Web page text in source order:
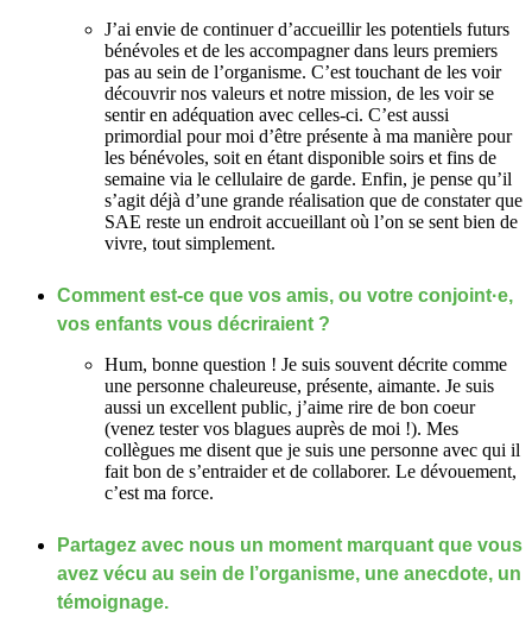
J’ai envie de continuer d’accueillir les potentiels futurs
bénévoles et de les accompagner dans leurs premiers
pas au sein de l’organisme. C’est touchant de les voir
découvrir nos valeurs et notre mission, de les voir se
sentir en adéquation avec celles-ci. C’est aussi
primordial pour moi d’être présente à ma manière pour
les bénévoles, soit en étant disponible soirs et fins de
semaine via le cellulaire de garde. Enfin, je pense qu’il
s’agit déjà d’une grande réalisation que de constater que
SAE reste un endroit accueillant où l’on se sent bien de
vivre, tout simplement.
Comment est-ce que vos amis, ou votre conjoint·e,
vos enfants vous décriraient ?
Hum, bonne question ! Je suis souvent décrite comme
une personne chaleureuse, présente, aimante. Je suis
aussi un excellent public, j’aime rire de bon coeur
(venez tester vos blagues auprès de moi !). Mes
collègues me disent que je suis une personne avec qui il
fait bon de s’entraider et de collaborer. Le dévouement,
c’est ma force.
Partagez avec nous un moment marquant que vous
avez vécu au sein de l’organisme, une anecdote, un
témoignage.